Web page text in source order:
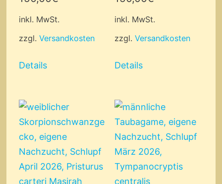
inkl. MwSt.
zzgl. Versandkosten
Details
inkl. MwSt.
zzgl.Versandkosten
Details